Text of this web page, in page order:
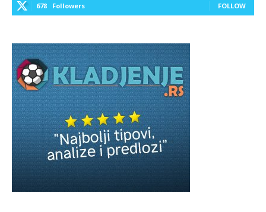
678 Followers FOLLOW